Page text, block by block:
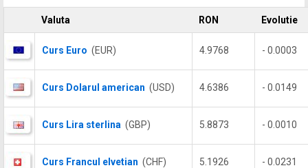
Valuta RON Evolutie
Curs Euro (EUR) 4.9768 - 0.0003
Curs Dolarul american (USD) 4.6386 - 0.0149
Curs Lira sterlina (GBP) 5.8873 - 0.0010
Curs Francul elvetian (CHF) 5.1926 - 0.0231